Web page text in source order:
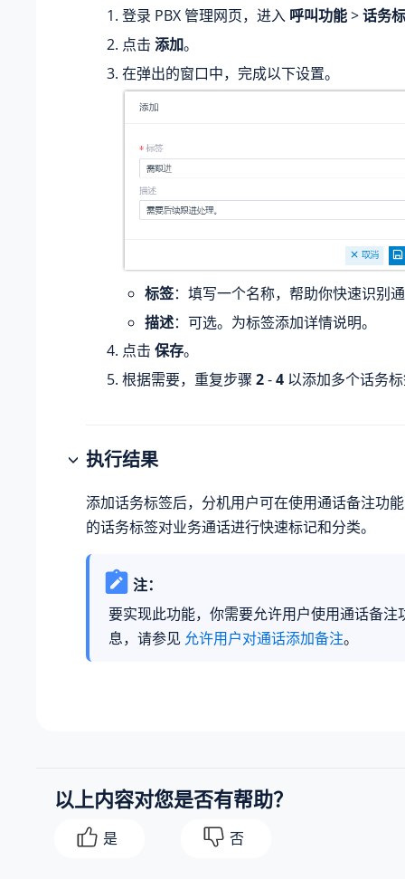
登录 PBX 管理网页，进入 呼叫功能>话务
点击 添加。
在弹出的窗口中，完成以下设置。
标签：填写一个名称，帮助你快速识别
描述：可选。为标签添加详情说明。
点击 保存。
根据需要，重复步骤 2-4 以添加多个话务
执行结果
添加话务标签后，分机用户可在使用通话备注功
的话务标签对业务通话进行快速标记和分类。
注：
要实现此功能，你需要允许用户使用通话备注
息，请参见 允许用户对通话添加备注。
以上内容对您是否有帮助？
是 否